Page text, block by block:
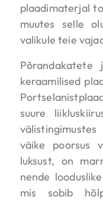
plaadimaterjal
muutes selle
valikule teie
Põrandakatete
keraamilised
suure
väike poorsus
luksust, on
nende
mis sobib